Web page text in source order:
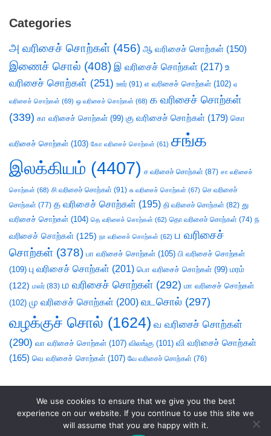
Categories
அ வரிசைச் சொற்கள் (456) ஆ வரிசைச் சொற்கள் (150)
இணைச் சொல் (408) இ வரிசைச் சொற்கள் (217) உ
வரிசைச் சொற்கள் (251) ஊர் (91) எ வரிசைச் சொற்கள் (102) ஏ
வரிசைச் சொற்கள் (69) ஒ வரிசைச் சொற்கள் (68) க வரிசைச் சொற்கள்
(339) கா வரிசைச் சொற்கள் (99) கு வரிசைச் சொற்கள் (179) கொ
வரிசைச் சொற்கள் (103) கோ வரிசைச் சொற்கள் (61) சங்க
இலக்கியம் (4407) ச வரிசைச் சொற்கள் (87) சா வரிசைச்
சொற்கள் (68) சி வரிசைச் சொற்கள் (91) சு வரிசைச் சொற்கள் (67) செ வரிசைச்
சொற்கள் (77) த வரிசைச் சொற்கள் (195) தி வரிசைச் சொற்கள் (82) து
வரிசைச் சொற்கள் (104) தெ வரிசைச் சொற்கள் (62) தொ வரிசைச் சொற்கள் (74) ந
வரிசைச் சொற்கள் (125) நா வரிசைச் சொற்கள் (62) ப வரிசைச்
சொற்கள் (378) பா வரிசைச் சொற்கள் (105) பி வரிசைச் சொற்கள்
(109) பு வரிசைச் சொற்கள் (201) பொ வரிசைச் சொற்கள் (99) மரம்
(122) மலர் (83) ம வரிசைச் சொற்கள் (292) மா வரிசைச் சொற்கள்
(102) மு வரிசைச் சொற்கள் (200) வடசொல் (297)
வழக்குச் சொல் (1624) வ வரிசைச் சொற்கள்
(290) வா வரிசைச் சொற்கள் (107) விலங்கு (101) வி வரிசைச் சொற்கள்
(165) வெ வரிசைச் சொற்கள் (107) வே வரிசைச் சொற்கள் (76)
We use cookies to ensure that we give you the best
experience on our website. If you continue to use this site we
will assume that you are happy with it.